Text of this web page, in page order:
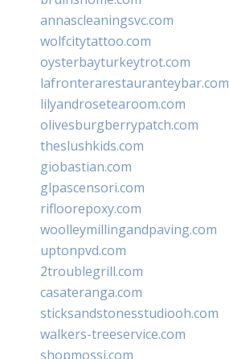
annascleaningsvc.com
wolfcitytattoo.com
oysterbayturkeytrot.com
lafronterarestauranteybar.com
lilyandrosetearoom.com
olivesburgberrypatch.com
theslushkids.com
giobastian.com
glpascensori.com
rifloorepoxy.com
woolleymillingandpaving.com
uptonpvd.com
2troublegrill.com
casateranga.com
sticksandstonesstudiooh.com
walkers-treeservice.com
shopmossi.com